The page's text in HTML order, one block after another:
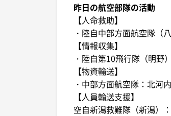
昨日の航空部隊の活動
【人命救助】
・陸自中部方面航空隊（
【情報収集】
・陸自第10飛行隊（明野
【物資輸送】
・中部方面航空隊：北河内
【人員輸送支援】
空自新潟救難隊（新潟）